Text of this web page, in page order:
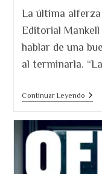
entrada:
La última
Editorial
hablar de una
al terminarla.
Continuar LeyendoLa